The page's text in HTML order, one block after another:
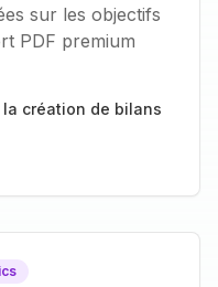
sur les objectifs
PDF premium
création de bilans